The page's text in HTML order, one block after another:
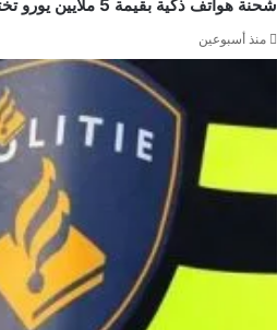
شحنة هواتف ذكية بقيمة 5 ملايين يورو تختفي من مطار سخيبول والشرطة تشن حملة اعتقالات
منذ أسبوعين